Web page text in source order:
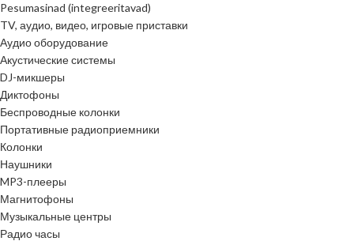
Pesumasinad (integreeritavad)
TV, аудио, видео, игровые приставки
Аудио оборудование
Акустические системы
DJ-микшеры
Диктофоны
Беспроводные колонки
Портативные радиоприемники
Колонки
Наушники
MP3-плееры
Магнитофоны
Музыкальные центры
Радио часы